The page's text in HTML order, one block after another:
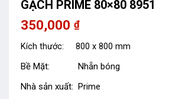
GẠCH PRIME 80×80 8951
350,000 ₫
Kích thước: 800 x 800 mm
Bề Mặt: Nhẵn bóng
Nhà sản xuất: Prime